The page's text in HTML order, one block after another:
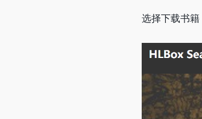
选择下载书籍